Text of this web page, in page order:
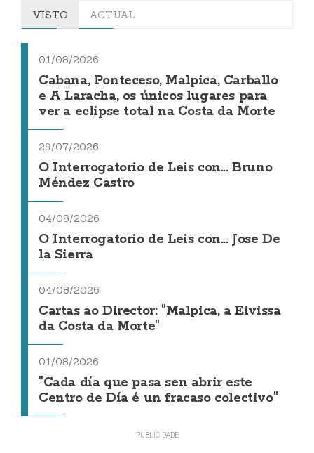
VISTO ACTUAL
01/08/2026
Cabana, Ponteceso, Malpica, Carballo
e A Laracha, os únicos lugares para
ver a eclipse total na Costa da Morte
29/07/2026
O Interrogatorio de Leis con... Bruno
Méndez Castro
04/08/2026
O Interrogatorio de Leis con... Jose De
la Sierra
04/08/2026
Cartas ao Director: "Malpica, a Eivissa
da Costa da Morte"
01/08/2026
"Cada día que pasa sen abrir este
Centro de Día é un fracaso colectivo"